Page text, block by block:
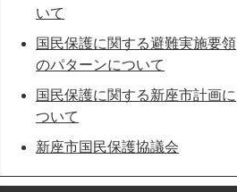
いて
国民保護に関する避難実施要領
のパターンについて
国民保護に関する新座市計画に
ついて
新座市国民保護協議会